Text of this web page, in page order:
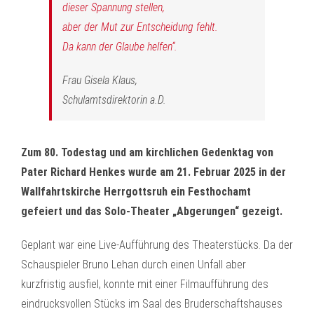
dieser Spannung stellen,
aber der Mut zur Entscheidung fehlt.
Da kann der Glaube helfen“.
Frau Gisela Klaus,
Schulamtsdirektorin a.D.
Zum 80. Todestag und am kirchlichen Gedenktag von
Pater Richard Henkes wurde am 21. Februar 2025 in der
Wallfahrtskirche Herrgottsruh ein Festhochamt
gefeiert und das Solo-Theater „Abgerungen“ gezeigt.
Geplant war eine Live-Aufführung des Theaterstücks. Da der
Schauspieler Bruno Lehan durch einen Unfall aber
kurzfristig ausfiel, konnte mit einer Filmaufführung des
eindrucksvollen Stücks im Saal des Bruderschaftshauses